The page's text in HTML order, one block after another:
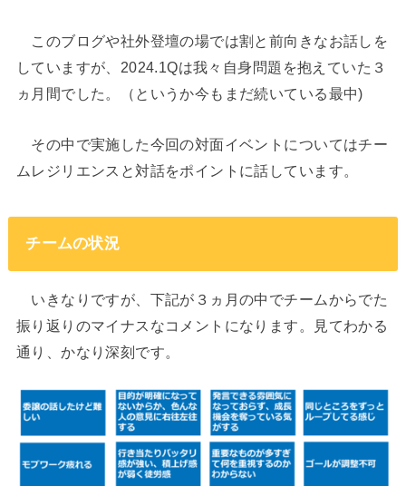
このブログや社外登壇の場では割と前向きなお話しを
していますが、2024.1Qは我々自身問題を抱えていた３
ヵ月間でした。（というか今もまだ続いている最中)
その中で実施した今回の対面イベントについてはチー
ムレジリエンスと対話をポイントに話しています。
チームの状況
いきなりですが、下記が３ヵ月の中でチームからでた
振り返りのマイナスなコメントになります。見てわかる
通り、かなり深刻です。